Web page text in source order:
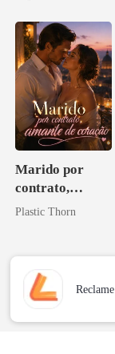
Marido por
contrato,
amante de
Plastic Thorn